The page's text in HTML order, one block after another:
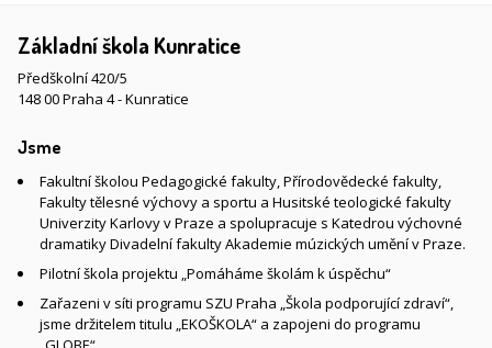
Základní škola Kunratice
Předškolní 420/5
148 00 Praha 4 - Kunratice
Jsme
Fakultní školou Pedagogické fakulty, Přírodovědecké fakulty,
Fakulty tělesné výchovy a sportu a Husitské teologické fakulty
Univerzity Karlovy v Praze a spolupracuje s Katedrou výchovné
dramatiky Divadelní fakulty Akademie múzických umění v Praze.
Pilotní škola projektu „Pomáháme školám k úspěchu“
Zařazeni v síti programu SZU Praha „Škola podporující zdraví“,
jsme držitelem titulu „EKOŠKOLA“ a zapojeni do programu